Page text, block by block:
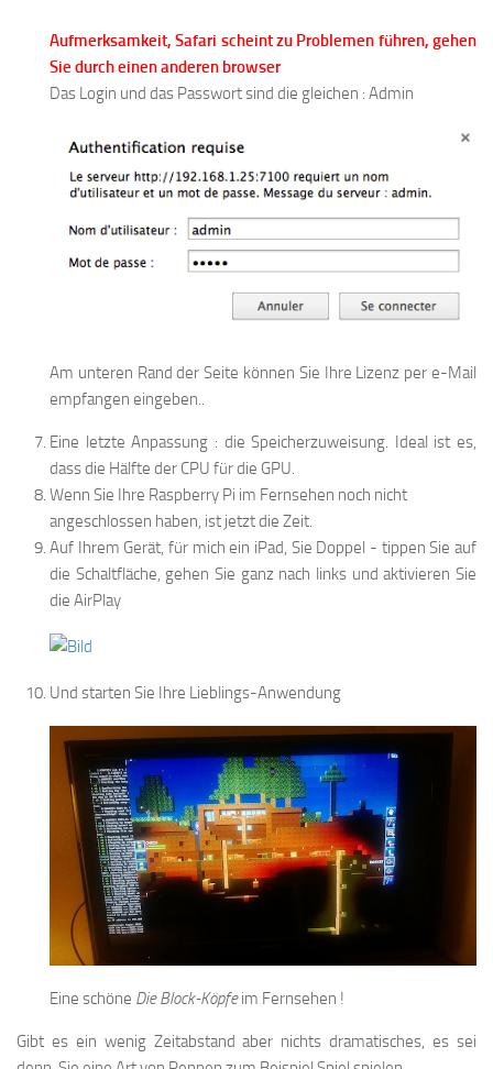
Aufmerksamkeit, Safari scheint zu Problemen führen, gehen
Sie durch einen anderen browser
Das Login und das Passwort sind die gleichen : Admin
Am unteren Rand der Seite können Sie Ihre Lizenz per e-Mail
empfangen eingeben..
Eine letzte Anpassung : die Speicherzuweisung. Ideal ist es,
dass die Hälfte der CPU für die GPU.
Wenn Sie Ihre Raspberry Pi im Fernsehen noch nicht
angeschlossen haben, ist jetzt die Zeit.
Auf Ihrem Gerät, für mich ein iPad, Sie Doppel - tippen Sie auf
die Schaltfläche, gehen Sie ganz nach links und aktivieren Sie
die AirPlay
Und starten Sie Ihre Lieblings-Anwendung
Eine schöne Die Block-Köpfeim Fernsehen !
Gibt es ein wenig Zeitabstand aber nichts dramatisches, es sei